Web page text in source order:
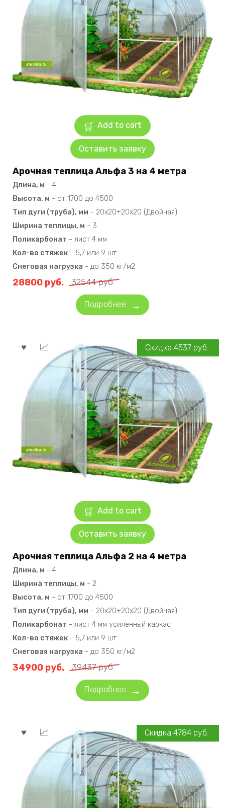
Add to cart
Оставить заявку
Арочная теплица Альфа 3 на 4 метра
Длина, м - 4
Высота, м - от 1700 до 4500
Тип дуги (труба), мм - 20х20+20х20 (Двойная)
Ширина теплицы, м - 3
Поликарбонат - лист 4 мм
Кол-во стяжек - 5,7 или 9 шт
Снеговая нагрузка - до 350 кг/м2
32544руб.
28800 руб.
Подробнее
Add to cart
Оставить заявку
Скидка 4537 руб.
Арочная теплица Альфа 2 на 4 метра
Длина, м - 4
Ширина теплицы, м - 2
Высота, м - от 1700 до 4500
Тип дуги (труба), мм - 20х20+20х20 (Двойная)
Поликарбонат - лист 4 мм усиленный каркас
Кол-во стяжек - 5,7 или 9 шт
Снеговая нагрузка - до 350 кг/м2
39437руб.
34900 руб.
Подробнее
Скидка 4784 руб.